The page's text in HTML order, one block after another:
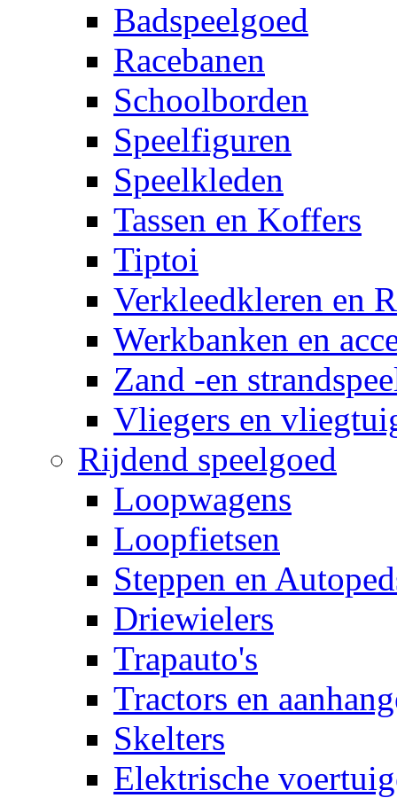
Badspeelgoed
Racebanen
Schoolborden
Speelfiguren
Speelkleden
Tassen en Koffers
Tiptoi
Verkleedkleren en
Werkbanken en
Zand -en
Vliegers en
Rijdend speelgoed
Loopwagens
Loopfietsen
Steppen en
Driewielers
Trapauto's
Tractors en
Skelters
Elektrische